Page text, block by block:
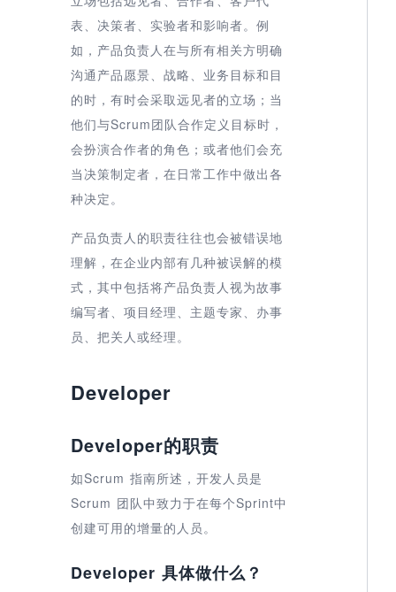
表、决策者、实验者和影响者。例
如，产品负责人在与所有相关方明确
沟通产品愿景、战略、业务目标和目
的时，有时会采取远见者的立场；当
他们与Scrum团队合作定义目标时，
会扮演合作者的角色；或者他们会充
当决策制定者，在日常工作中做出各
种决定。
产品负责人的职责往往也会被错误地
理解，在企业内部有几种被误解的模
式，其中包括将产品负责人视为故事
编写者、项目经理、主题专家、办事
员、把关人或经理。
Developer
Developer的职责
如Scrum 指南所述，开发人员是
Scrum 团队中致力于在每个Sprint中
创建可用的增量的人员。
Developer 具体做什么？